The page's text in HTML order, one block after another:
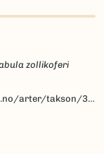
zollikoferi
30704/beskrivelse